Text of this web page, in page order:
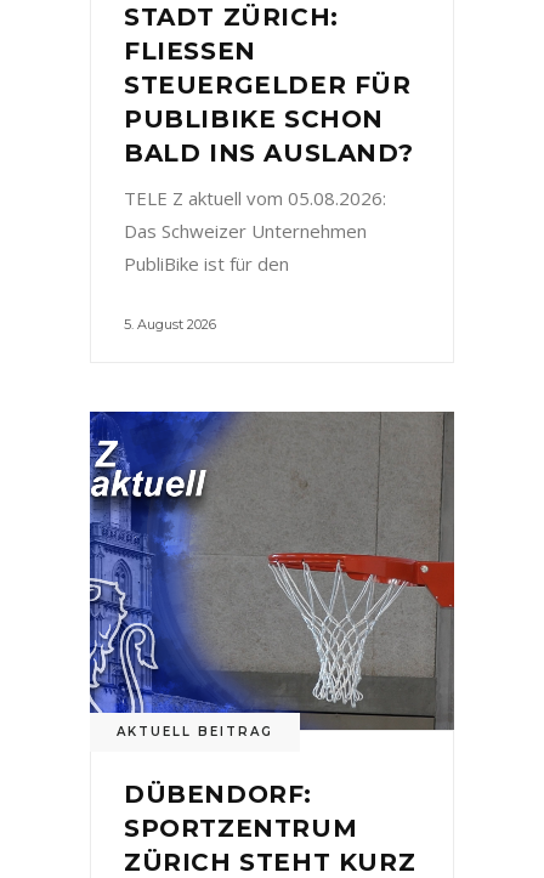
STADT ZÜRICH:
FLIESSEN
STEUERGELDER FÜR
PUBLIBIKE SCHON
BALD INS AUSLAND?
TELE Z aktuell vom 05.08.2026:
Das Schweizer Unternehmen
PubliBike ist für den
5. August 2026
AKTUELL BEITRAG
DÜBENDORF:
SPORTZENTRUM
ZÜRICH STEHT KURZ